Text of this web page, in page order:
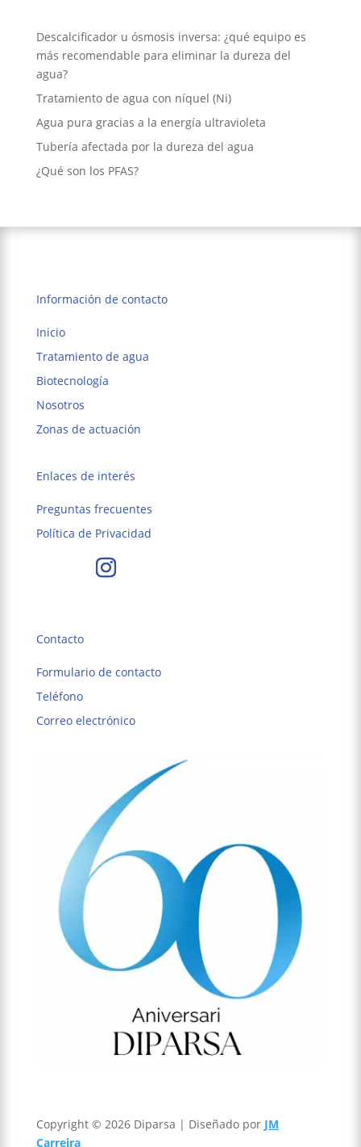
Descalcificador u ósmosis inversa: ¿qué equipo es
más recomendable para eliminar la dureza del
agua?
Tratamiento de agua con níquel (Ni)
Agua pura gracias a la energía ultravioleta
Tubería afectada por la dureza del agua
¿Qué son los PFAS?
Información de contacto
Inicio
Tratamiento de agua
Biotecnología
Nosotros
Zonas de actuación
Enlaces de interés
Preguntas frecuentes
Política de Privacidad
Contacto
Formulario de contacto
Teléfono
Correo electrónico
Copyright © 2026 Diparsa | Diseñado por JM
Carreira